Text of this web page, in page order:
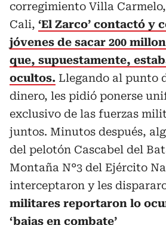
corregimiento Villa
Cali, ‘El Zarco’ contactó y
jóvenes de sacar 200
que, supuestamente,
ocultos. Llegando al punto
dinero, les pidió ponerse
exclusivo de las fuerzas
juntos. Minutos después,
del pelotón Cascabel del
Montaña N°3 del Ejército
interceptaron y les
militares reportaron lo
‘bajas en combate’